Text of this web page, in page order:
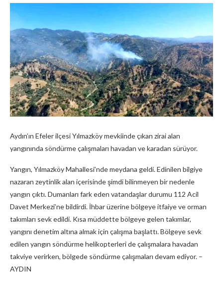
Aydın’ın Efeler ilçesi Yılmazköy mevkiinde çıkan zirai alan
yangınında söndürme çalışmaları havadan ve karadan sürüyor.
Yangın, Yılmazköy Mahallesi’nde meydana geldi. Edinilen bilgiye
nazaran zeytinlik alan içerisinde şimdi bilinmeyen bir nedenle
yangın çıktı. Dumanları fark eden vatandaşlar durumu 112 Acil
Davet Merkezi’ne bildirdi. İhbar üzerine bölgeye itfaiye ve orman
takımları sevk edildi. Kısa müddette bölgeye gelen takımlar,
yangını denetim altına almak için çalışma başlattı. Bölgeye sevk
edilen yangın söndürme helikopterleri de çalışmalara havadan
takviye verirken, bölgede söndürme çalışmaları devam ediyor. –
AYDIN